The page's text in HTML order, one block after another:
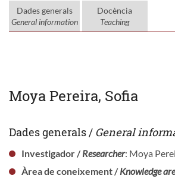
Dades generals
General information
Docència
Teaching
Moya Pereira, Sofia
Dades generals / General
Investigador /Researcher: Moya
Àrea de coneixement /Knowledge